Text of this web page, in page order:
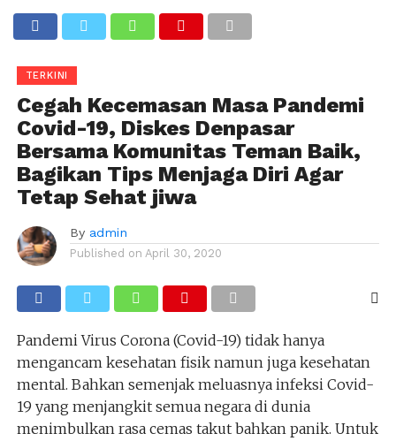
TERKINI
Cegah Kecemasan Masa Pandemi
Covid-19, Diskes Denpasar
Bersama Komunitas Teman Baik,
Bagikan Tips Menjaga Diri Agar
Tetap Sehat jiwa
By admin
Published on April 30, 2020
Pandemi Virus Corona (Covid-19) tidak hanya
mengancam kesehatan fisik namun juga kesehatan
mental. Bahkan semenjak meluasnya infeksi Covid-
19 yang menjangkit semua negara di dunia
menimbulkan rasa cemas takut bahkan panik. Untuk